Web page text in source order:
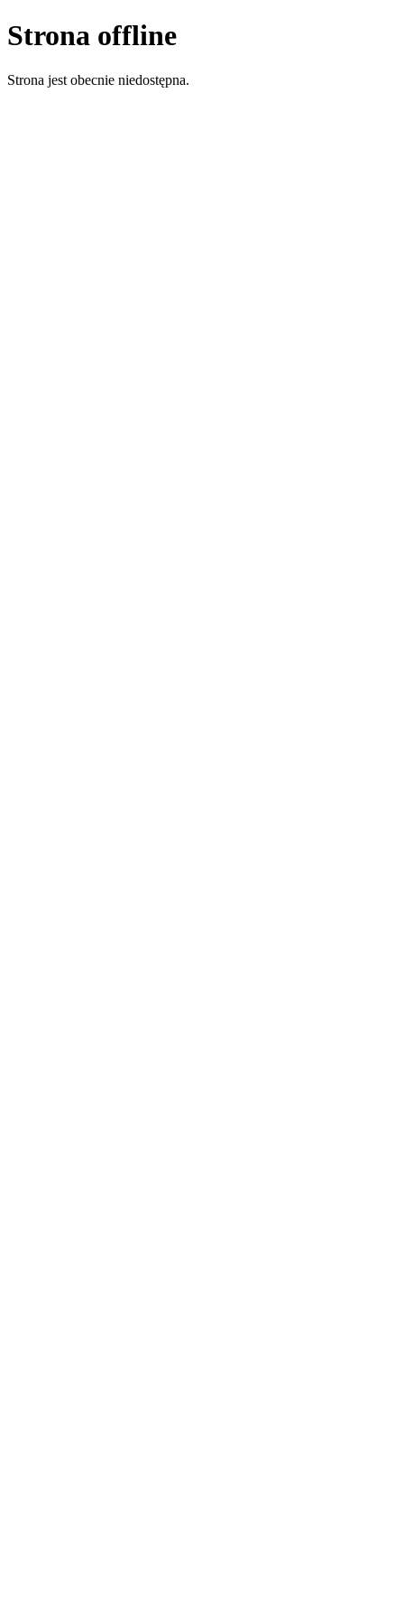
Strona offline
Strona jest obecnie niedostępna.